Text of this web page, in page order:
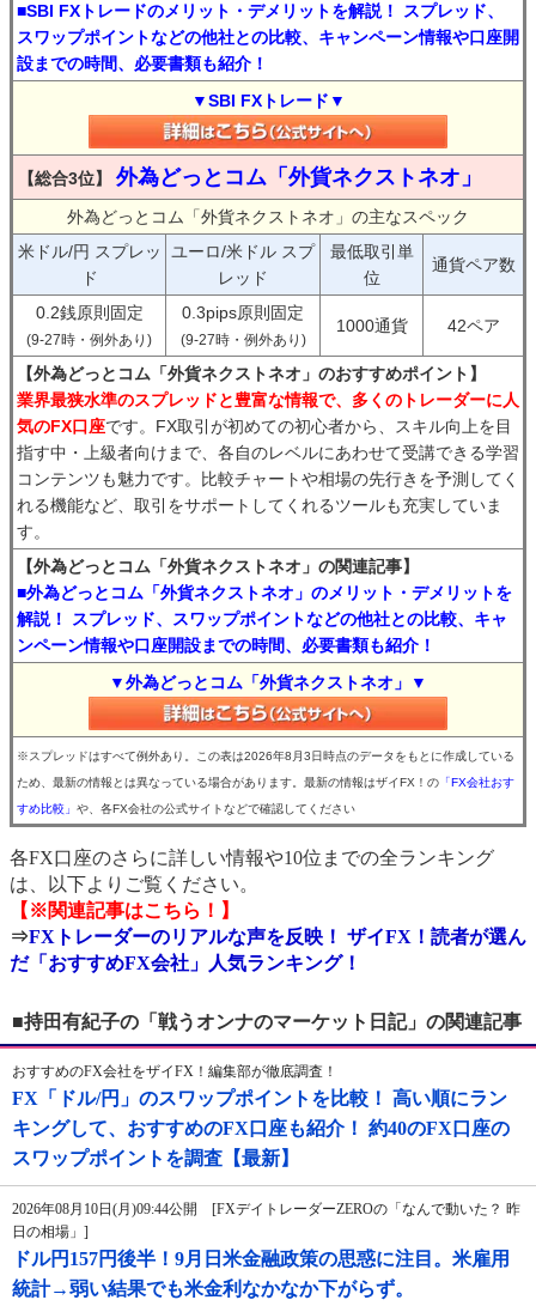
■SBI FXトレードのメリット・デメリットを解説！ スプレッド、
スワップポイントなどの他社との比較、キャンペーン情報や口座開
設までの時間、必要書類も紹介！
▼SBI FXトレード▼
【総合3位】 外為どっとコム「外貨ネクストネオ」
外為どっとコム「外貨ネクストネオ」の主なスペック
米ドル/円 スプレッ
ド
ユーロ/米ドル スプ
レッド
最低取引単
位
通貨ペア数
0.2銭原則固定
(9-27時・例外あり)
0.3pips原則固定
(9-27時・例外あり)
1000通貨 42ペア
【外為どっとコム「外貨ネクストネオ」のおすすめポイント】
業界最狭水準のスプレッドと豊富な情報で、多くのトレーダーに人
気のFX口座です。FX取引が初めての初心者から、スキル向上を目
指す中・上級者向けまで、各自のレベルにあわせて受講できる学習
コンテンツも魅力です。比較チャートや相場の先行きを予測してく
れる機能など、取引をサポートしてくれるツールも充実していま
す。
【外為どっとコム「外貨ネクストネオ」の関連記事】
■外為どっとコム「外貨ネクストネオ」のメリット・デメリットを
解説！ スプレッド、スワップポイントなどの他社との比較、キャ
ンペーン情報や口座開設までの時間、必要書類も紹介！
▼外為どっとコム「外貨ネクストネオ」▼
※スプレッドはすべて例外あり。この表は2026年8月3日時点のデータをもとに作成している
ため、最新の情報とは異なっている場合があります。最新の情報はザイFX！の 「FX会社おす
すめ比較」 や、各FX会社の公式サイトなどで確認してください
各FX口座のさらに詳しい情報や10位までの全ランキング
は、以下よりご覧ください。
【※関連記事はこちら！】
⇒FXトレーダーのリアルな声を反映！ ザイFX！読者が選ん
だ「おすすめFX会社」人気ランキング！
■持田有紀子の「戦うオンナのマーケット日記」の関連記事
おすすめのFX会社をザイFX！編集部が徹底調査！
FX「ドル/円」のスワップポイントを比較！ 高い順にラン
キングして、おすすめのFX口座も紹介！ 約40のFX口座の
スワップポイントを調査【最新】
2026年08月10日(月)09:44公開 [FXデイトレーダーZEROの「なんで動いた？ 昨
日の相場」]
ドル円157円後半！9月日米金融政策の思惑に注目。米雇用
統計→弱い結果でも米金利なかなか下がらず。